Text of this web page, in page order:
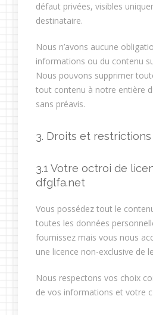
défaut privées, visibles
destinataire.
Nous n’avons aucune
informations ou du contenu
Nous pouvons supprimer
tout contenu à notre entière
sans préavis.
3. Droits et restrictions
3.1 Votre octroi de
dfglfa.net
Vous possédez tout le
toutes les données
fournissez mais vous nous
une licence non-exclusive de
Nous respectons vos choix
de vos informations et votre